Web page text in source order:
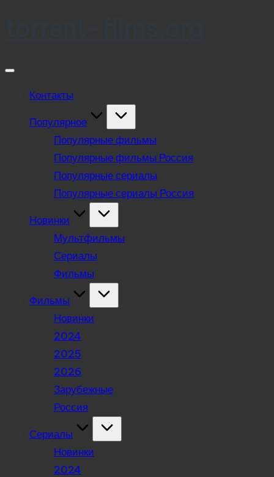
Контакты
Популярное
Популярные фильмы
Популярные фильмы Россия
Популярные сериалы
Популярные сериалы Россия
Новинки
Мультфильмы
Сериалы
Фильмы
Фильмы
Новинки
2024
2025
2026
Зарубежные
Россия
Сериалы
Новинки
2024